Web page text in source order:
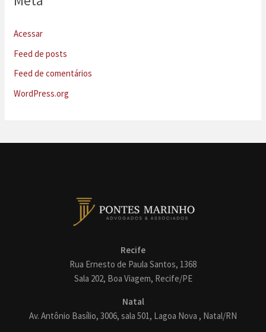
Acessar
Feed de posts
Feed de comentários
WordPress.org
Recife
Rua Ernesto de Paula Santos, 1368
Sala 202, Boa Viagem, Recife/PE
Natal
Av. Antônio Basílio, 3006, sala 501, Lagoa Nova , Natal/RN